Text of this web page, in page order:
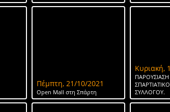
Πέμπτη, 21/10/2021
Open Mall στη Σπάρτη
Κυριακή,
ΠΑΡΟΥΣΙΑΣΗ
ΣΥΛΛΟΓΟΥ.